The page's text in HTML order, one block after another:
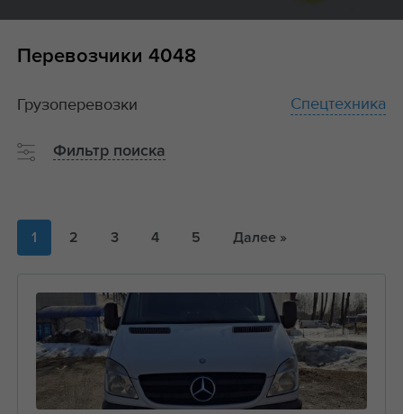
Перевозчики 4048
1 2 3 4 5 Далее »
Грузоперевозки Спецтехника
Фильтр поиска